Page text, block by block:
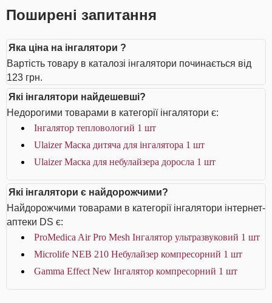
Поширені запитання
Яка ціна на інгалятори ?
Вартість товару в каталозі інгалятори починається від
123 грн.
Які інгалятори найдешевші?
Недорогими товарами в категорії інгалятори є:
Інгалятор тепловологий 1 шт
Ulaizer Маска дитяча для інгалятора 1 шт
Ulaizer Маска для небулайзера доросла 1 шт
Які інгалятори є найдорожчими?
Найдорожчими товарами в категорії інгалятори інтернет-
аптеки DS є:
ProMedica Air Pro Mesh Інгалятор ультразвуковий 1 шт
Microlife NEB 210 Небулайзер компресорний 1 шт
Gamma Effect New Інгалятор компресорний 1 шт